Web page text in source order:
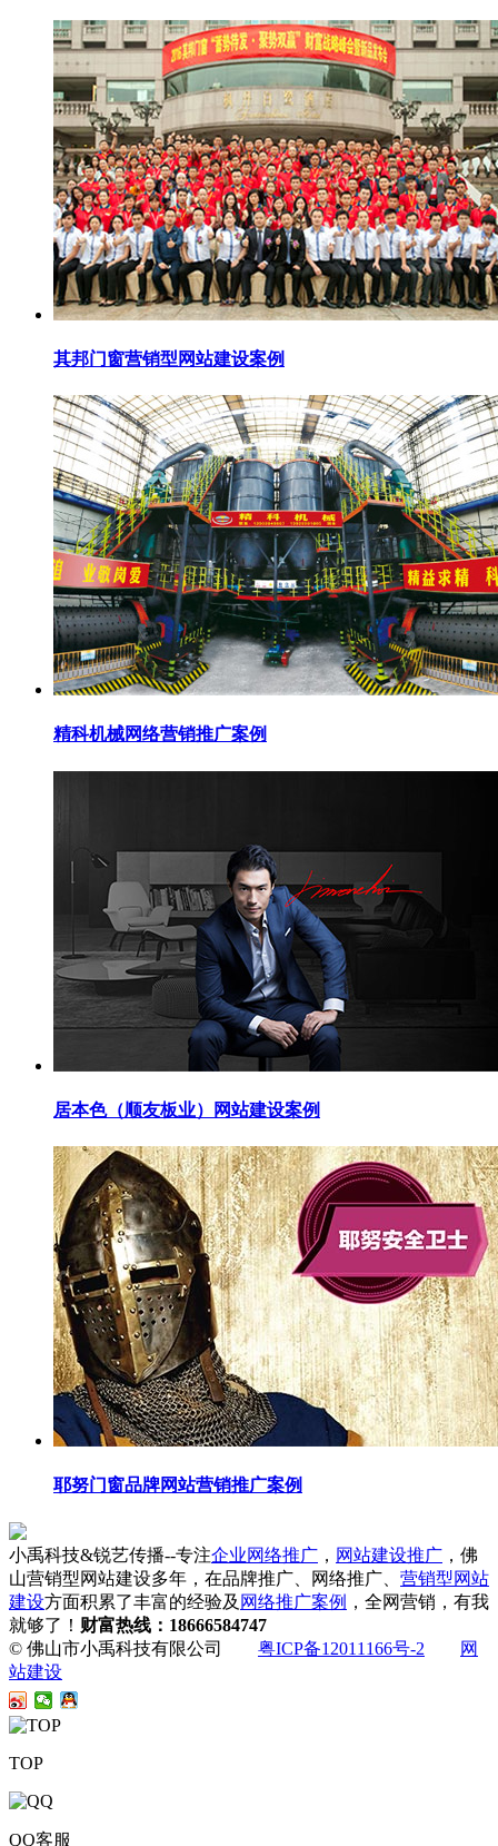
其邦门窗营销型网站建设案例
精科机械网络营销推广案例
居本色（顺友板业）网站建设案例
耶努门窗品牌网站营销推广案例
小禹科技&锐艺传播--专注企业网络推广 ， 网站建设推广 ，佛
山营销型网站建设多年，在品牌推广、网络推广、 营销型网站
建设方面积累了丰富的经验及 网络推广案例 ，全网营销，有我
就够了！ 财富热线：18666584747
© 佛山市小禹科技有限公司 粤ICP备12011166号-2
网
站建设
TOP
QQ客服